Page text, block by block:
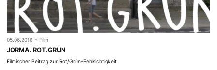
05.06.2016 - Film
JORMA. ROT.GRÜN
Filmischer Beitrag zur Rot/Grün-Fehlsichtigkeit